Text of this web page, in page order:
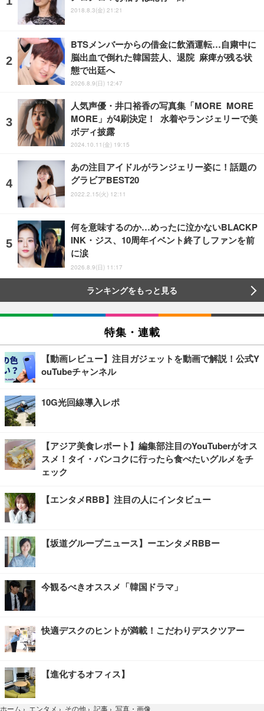
2018.8.3(金) 21:21
BTSメンバーからの借金に飲酒運転…自粛中に
脳出血で倒れた韓国芸人、退院 麻痺が残る状
態で出廷へ
2026.8.9(日) 12:47
人気声優・井口裕香の写真集「MORE MORE
MORE」が4刷決定！ 水着やランジェリーで美
ボディ披露
2024.10.11(金) 19:15
あの注目アイドルがランジェリー姿に！話題の
グラビアBEST20
2022.2.15(火) 12:11
何を意味するのか…めったに泣かないBLACKP
INK・ジス、10周年イベント終了しファンを前
に涙
2026.8.9(日) 11:17
ランキングをもっと見る
特集・連載
【動画レビュー】注目ガジェットを動画で解説！公式Y
ouTubeチャンネル
10G光回線導入レポ
【アジア美食レポート】編集部注目のYouTuberがオス
スメ！タイ・バンコクに行ったら食べたいグルメをチ
ェック
【エンタメRBB】注目の人にインタビュー
【坂道グループニュース】ーエンタメRBBー
今観るべきオススメ「韓国ドラマ」
快適デスクのヒントが満載！こだわりデスクツアー
【進化するオフィス】
ホーム › エンタメ › その他 › 記事 › 写真・画像